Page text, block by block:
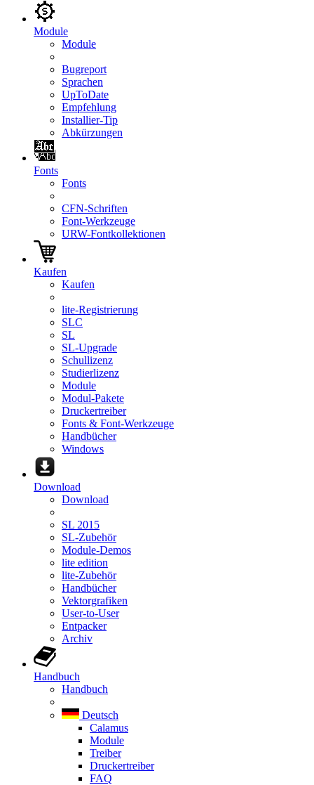
Module
Module
Bugreport
Sprachen
UpToDate
Empfehlung
Installier-Tip
Abkürzungen
Fonts
Fonts
CFN-Schriften
Font-Werkzeuge
URW-Fontkollektionen
Kaufen
Kaufen
lite-Registrierung
SLC
SL
SL-Upgrade
Schullizenz
Studierlizenz
Module
Modul-Pakete
Druckertreiber
Fonts & Font-Werkzeuge
Handbücher
Windows
Download
Download
SL 2015
SL-Zubehör
Module-Demos
lite edition
lite-Zubehör
Handbücher
Vektorgrafiken
User-to-User
Entpacker
Archiv
Handbuch
Handbuch
Deutsch
Calamus
Module
Treiber
Druckertreiber
FAQ